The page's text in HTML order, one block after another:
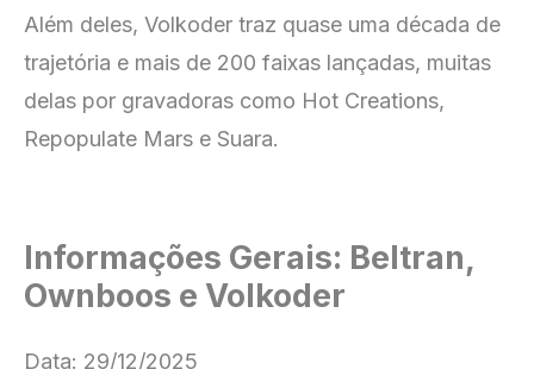
Além deles, Volkoder traz quase uma década de
trajetória e mais de 200 faixas lançadas, muitas
delas por gravadoras como Hot Creations,
Repopulate Mars e Suara.
Informações Gerais: Beltran,
Ownboos e Volkoder
Data: 29/12/2025